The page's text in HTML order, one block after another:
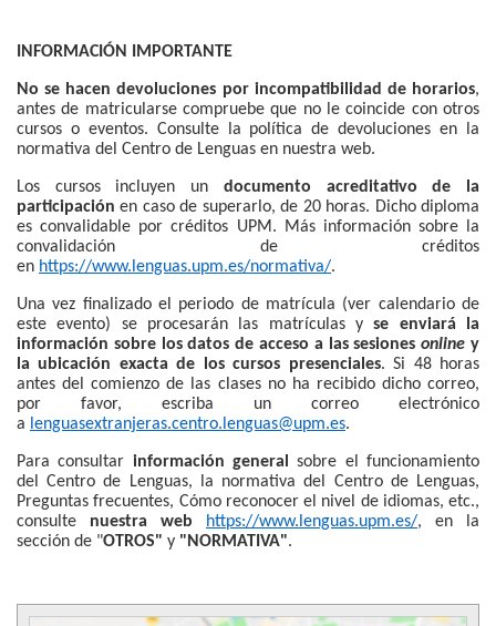
INFORMACIÓN IMPORTANTE
No se hacen devoluciones por incompatibilidad de horarios,
antes de matricularse compruebe que no le coincide con otros
cursos o eventos. Consulte la política de devoluciones en la
normativa del Centro de Lenguas en nuestra web.
Los cursos incluyen un documento acreditativo de la
participaciónen caso de superarlo, de 20 horas. Dicho diploma
es convalidable por créditos UPM. Más información sobre la
convalidación de créditos
en https://www.lenguas.upm.es/normativa/.
Una vez finalizado el periodo de matrícula (ver calendario de
este evento) se procesarán las matrículas yse enviará la
información sobre los datos de acceso a las sesionesonline y
la ubicación exacta de los cursos presenciales. Si 48 horas
antes del comienzo de las clases no ha recibido dicho correo,
por favor, escriba un correo electrónico
a lenguasextranjeras.centro.lenguas@upm.es.
Para consultar información general
sobre el funcionamiento
del Centro de Lenguas, la normativa del Centro de Lenguas,
Preguntas frecuentes, Cómo reconocer el nivel de idiomas, etc.,
consulte nuestra web https://www.lenguas.upm.es/, en la
sección de "OTROS" y "NORMATIVA".